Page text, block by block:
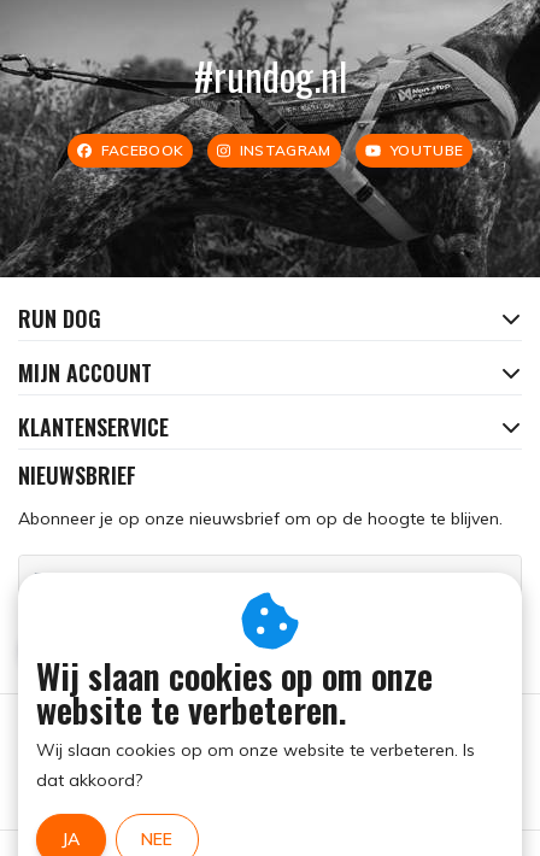
#rundog.nl
FACEBOOK INSTAGRAM YOUTUBE
RUN DOG
MIJN ACCOUNT
KLANTENSERVICE
NIEUWSBRIEF
Abonneer je op onze nieuwsbrief om op de hoogte te blijven.
Wij slaan cookies op om onze
website te verbeteren.
Wij slaan cookies op om onze website te verbeteren. Is
dat akkoord?
JA NEE